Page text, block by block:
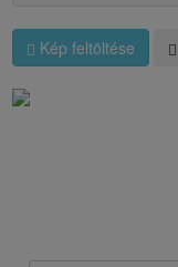
Kép feltöltése